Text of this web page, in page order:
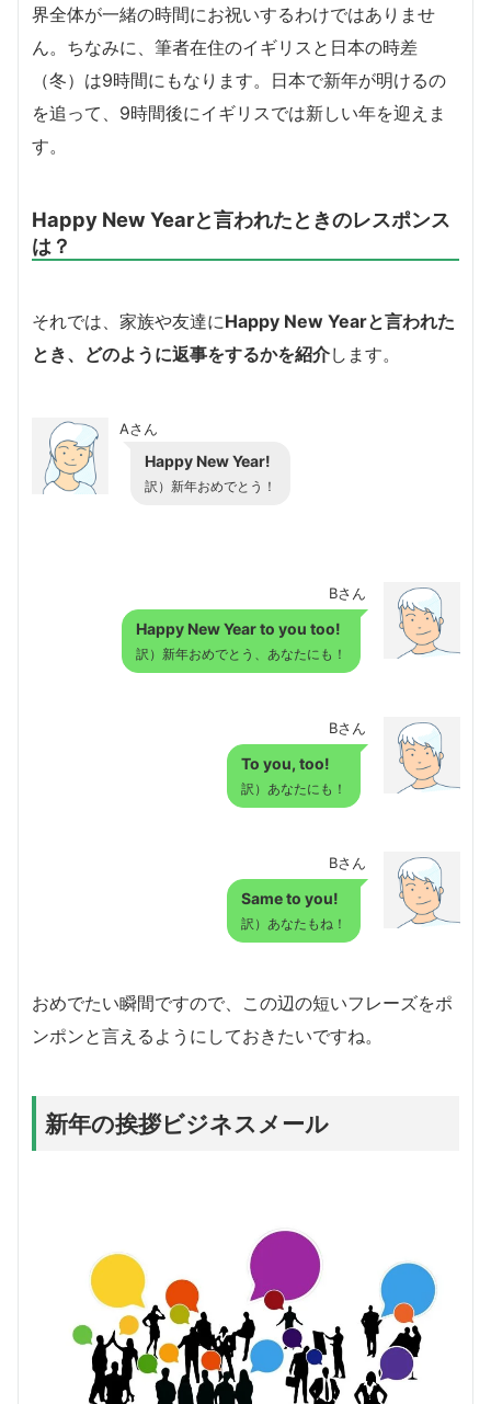
界全体が一緒の時間にお祝いするわけではありませ
ん。ちなみに、筆者在住のイギリスと日本の時差
（冬）は9時間にもなります。日本で新年が明けるの
を追って、9時間後にイギリスでは新しい年を迎えま
す。
Happy New Yearと言われたときのレスポンス
は？
それでは、家族や友達にHappy New Yearと言われた
とき、どのように返事をするかを紹介します。
Aさん
Happy New Year!
訳）新年おめでとう！
Bさん
Happy New Year to you too!
訳）新年おめでとう、あなたにも！
Bさん
To you, too!
訳）あなたにも！
Bさん
Same to you!
訳）あなたもね！
おめでたい瞬間ですので、この辺の短いフレーズをポ
ンポンと言えるようにしておきたいですね。
新年の挨拶ビジネスメール